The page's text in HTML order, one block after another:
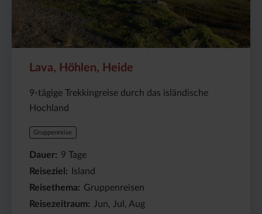
Lava, Höhlen, Heide
9-tägige Trekkingreise durch das isländische
Hochland
Gruppenreise
Dauer 9 Tage
Reiseziel
Island
Reisethema
Gruppenreisen
Reisezeitraum
Jun, Jul, Aug